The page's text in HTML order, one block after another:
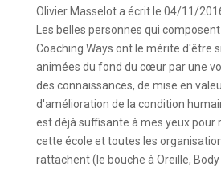
la
liste
du
livre
d’or
Olivier Masselota écrit le 04/11/
Les belles personnes qui
Coaching Ways ont le mérite d'être
animées du fond du cœur par une
des connaissances, de mise en
d'amélioration de la condition
est déjà suffisante à mes yeux pour
cette école et toutes les
rattachent (le bouche à Oreille, Body